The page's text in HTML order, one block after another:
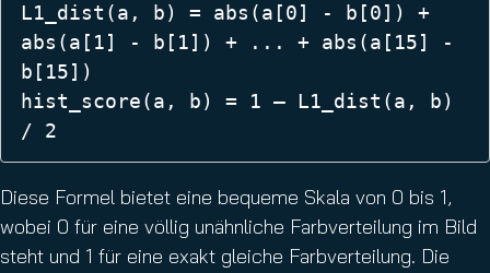
L1_dist(a, b) = abs(a[0] - b[0]) +
abs(a[1] - b[1]) + ... + abs(a[15] -
b[15])
hist_score(a, b) = 1 – L1_dist(a, b)
/ 2
Diese Formel bietet eine bequeme Skala von 0 bis 1,
wobei 0 für eine völlig unähnliche Farbverteilung im Bild
steht und 1 für eine exakt gleiche Farbverteilung. Die